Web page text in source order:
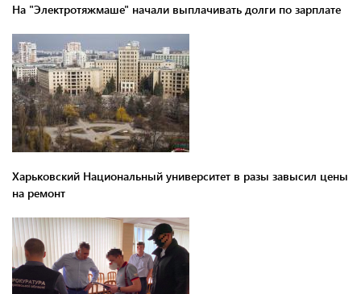
На "Электротяжмаше" начали выплачивать долги по зарплате
Харьковский Национальный университет в разы завысил цены
на ремонт